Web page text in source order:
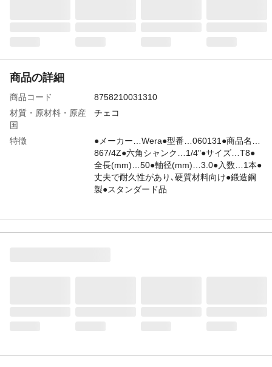
商品の詳細
商品コード
8758210031310
材質・原材料・原産
国
チェコ
特徴
●メーカー…Wera●型番…060131●商品名…
867/4Z●六角シャンク…1/4"●サイズ…T8●
全長(mm)…50●軸径(mm)…3.0●入数…1本●
丈夫で耐久性があり､硬質材料向け●鍛造鋼
製●スタンダード品